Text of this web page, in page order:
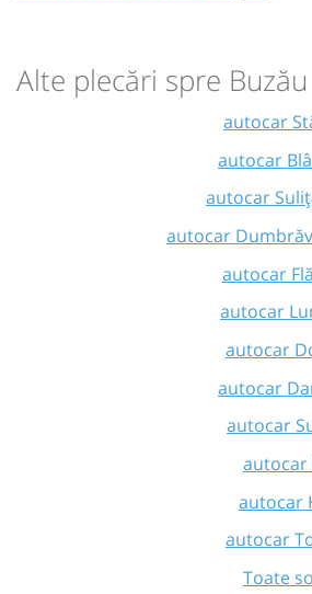
Alte plecări spre Buzău
autocar
autocar
autocar
autocar
autocar
autocar
autocar
autocar
autocar
autocar
autocar
autocar
Toate